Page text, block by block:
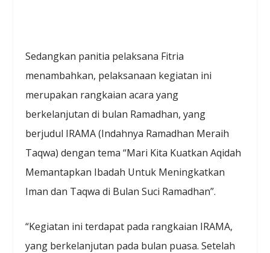
Sedangkan panitia pelaksana Fitria
menambahkan, pelaksanaan kegiatan ini
merupakan rangkaian acara yang
berkelanjutan di bulan Ramadhan, yang
berjudul IRAMA (Indahnya Ramadhan Meraih
Taqwa) dengan tema “Mari Kita Kuatkan Aqidah
Memantapkan Ibadah Untuk Meningkatkan
Iman dan Taqwa di Bulan Suci Ramadhan”.
“Kegiatan ini terdapat pada rangkaian IRAMA,
yang berkelanjutan pada bulan puasa. Setelah